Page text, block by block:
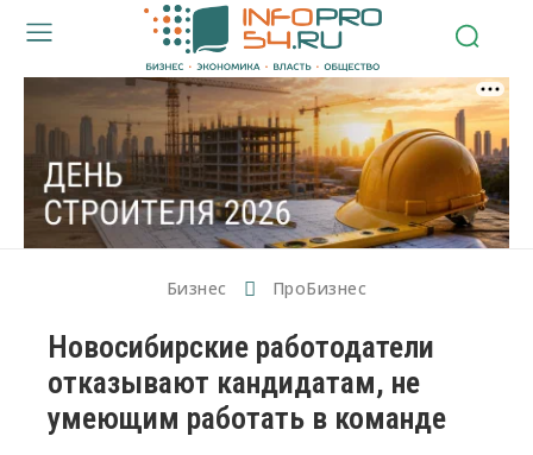
Бизнес ПроБизнес
Новосибирские работодатели
отказывают кандидатам, не
умеющим работать в команде